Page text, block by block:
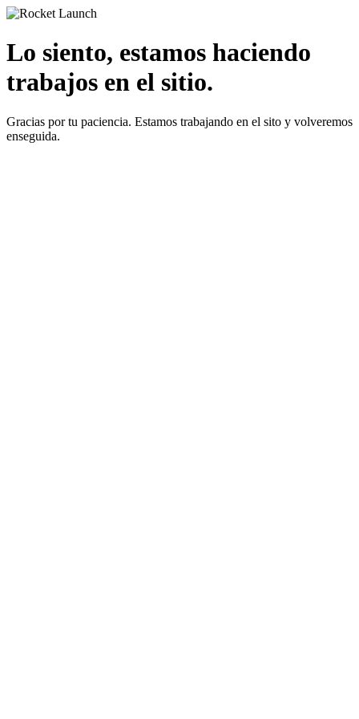
Lo siento, estamos haciendo
trabajos en el sitio.
Gracias por tu paciencia. Estamos trabajando en el sito y volveremos
enseguida.